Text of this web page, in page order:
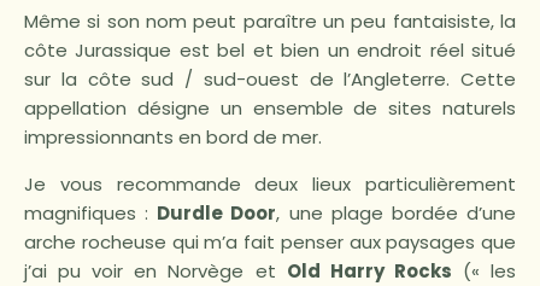
Même si son nom peut paraître un peu fantaisiste, la
côte Jurassique est bel et bien un endroit réel situé
sur la côte sud / sud-ouest de l’Angleterre. Cette
appellation désigne un ensemble de sites naturels
impressionnants en bord de mer.
Je vous recommande deux lieux particulièrement
magnifiques : Durdle Door, une plage bordée d’une
arche rocheuse qui m’a fait penser aux paysages que
j’ai pu voir en Norvège et Old Harry Rocks (« les